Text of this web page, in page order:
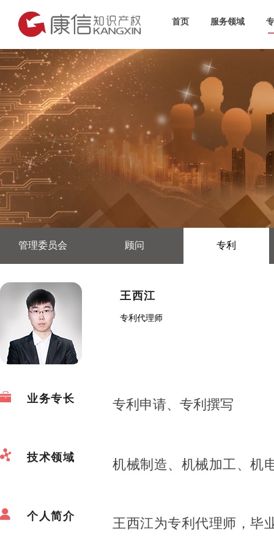
首页 服务领域
管理委员会 顾问 专利
王西江
专利代理师
业务专长 专利申请、专利撰写
技术领域 机械制造、机械加工、机
个人简介
王西江为专利代理师，毕